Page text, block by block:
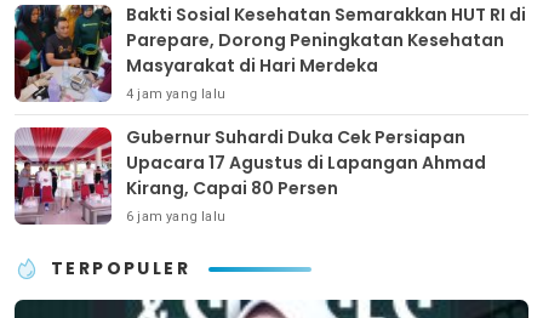
Bakti Sosial Kesehatan Semarakkan HUT RI di
Parepare, Dorong Peningkatan Kesehatan
Masyarakat di Hari Merdeka
4 jam yang lalu
Gubernur Suhardi Duka Cek Persiapan
Upacara 17 Agustus di Lapangan Ahmad
Kirang, Capai 80 Persen
6 jam yang lalu
TERPOPULER